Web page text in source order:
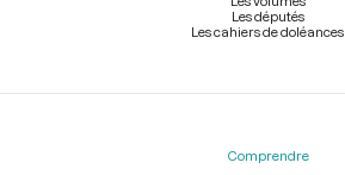
Les députés
Les cahiers de doléances
Comprendre